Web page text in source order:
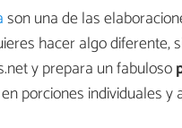
son una de las
hacer algo
y prepara un fabuloso
porciones individuales y